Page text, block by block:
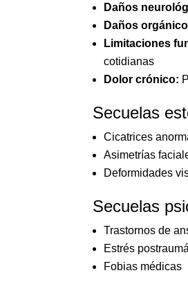
Daños
Daños
Limitaciones
cotidianas
Dolor crónico:
Secuelas
Cicatrices
Asimetrías
Deformidades
Secuelas
Trastornos de
Estrés
Fobias médicas